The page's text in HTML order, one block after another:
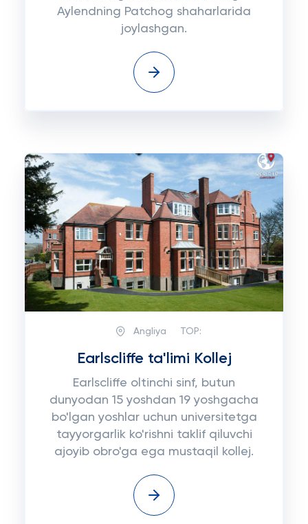
Aylendning Patchog shaharlarida
joylashgan.
Angliya TOP:
Earlscliffe ta'limi Kollej
Earlscliffe oltinchi sinf, butun
dunyodan 15 yoshdan 19 yoshgacha
bo'lgan yoshlar uchun universitetga
tayyorgarlik ko'rishni taklif qiluvchi
ajoyib obro'ga ega mustaqil kollej.